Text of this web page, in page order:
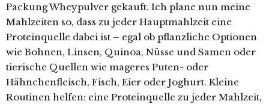
Packung Wheypulver gekauft. Ich plane nun meine
Mahlzeiten so, dass zu jeder Hauptmahlzeit eine
Proteinquelle dabei ist – egal ob pflanzliche Optionen
wie Bohnen, Linsen, Quinoa, Nüsse und Samen oder
tierische Quellen wie mageres Puten- oder
Hähnchenfleisch, Fisch, Eier oder Joghurt. Kleine
Routinen helfen: eine Proteinquelle zu jeder Mahlzeit,